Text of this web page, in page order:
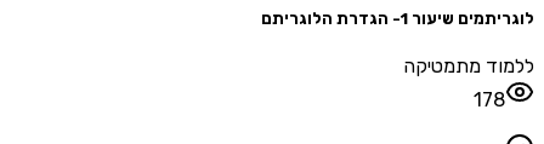
1- הגדרת הלוגריתם
מתמטיקה